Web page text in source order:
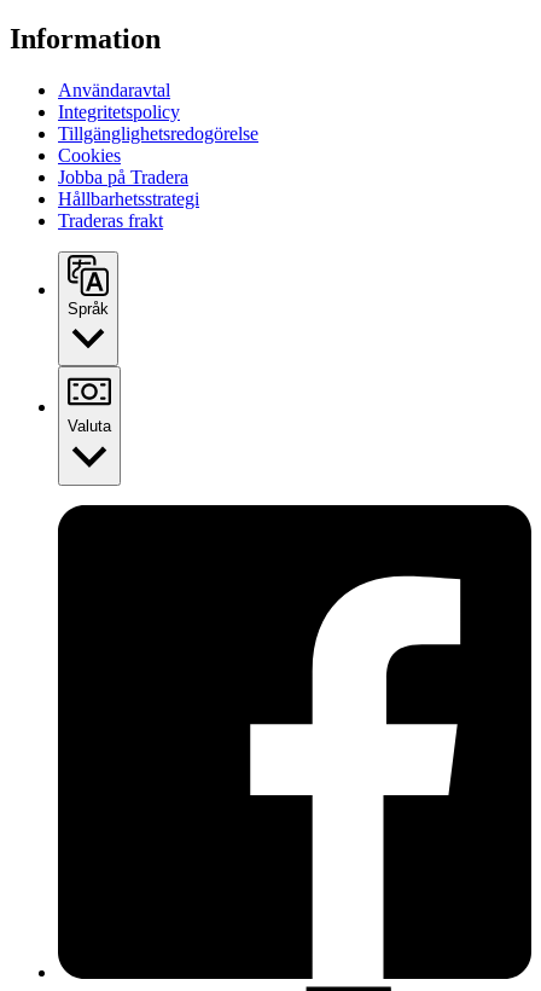
Information
Användaravtal
Integritetspolicy
Tillgänglighetsredogörelse
Cookies
Jobba på Tradera
Hållbarhetsstrategi
Traderas frakt
Språk
Valuta